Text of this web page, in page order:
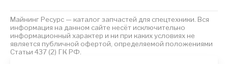
Майнинг Ресурс — каталог запчастей для спецтехники. Вся
информация на данном сайте несёт исключительно
информационный характер и ни при каких условиях не
является публичной офертой, определяемой положениями
Статьи 437 (2) ГК РФ.